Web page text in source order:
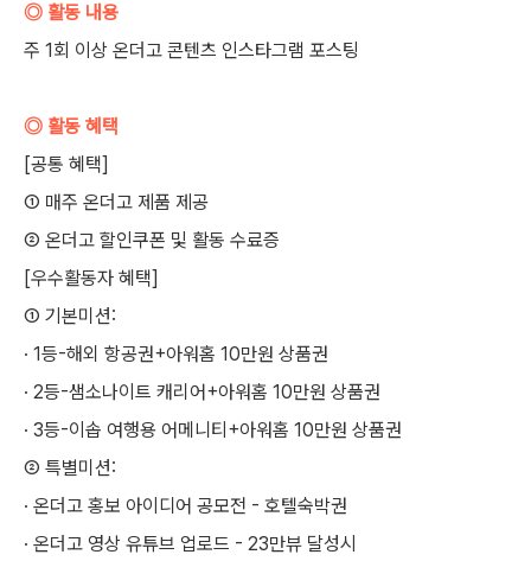
◎ 활동 내용
주 1회 이상 온더고 콘텐츠 인스타그램 포스팅
◎ 활동 혜택
[공통 혜택]
① 매주 온더고 제품 제공
② 온더고 할인쿠폰 및 활동 수료증
[우수활동자 혜택]
① 기본미션:
· 1등-해외 항공권+아워홈 10만원 상품권
· 2등-샘소나이트 캐리어+아워홈 10만원 상품권
· 3등-이솝 여행용 어메니티+아워홈 10만원 상품권
② 특별미션:
· 온더고 홍보 아이디어 공모전 - 호텔숙박권
· 온더고 영상 유튜브 업로드 - 23만뷰 달성시